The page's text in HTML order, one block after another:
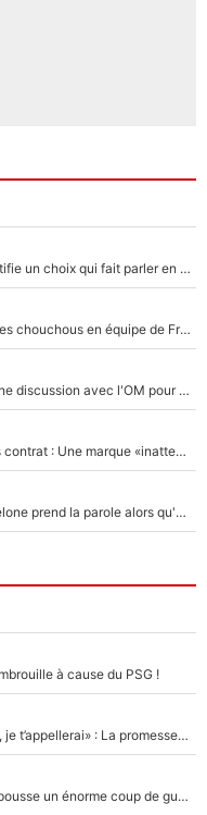
Lucas Chevalier laissé de côté : Le PSG justifie un choix qui fait parler en plein mercato
Olise, Doué, Cherki… Zidane a déjà choisi ses chouchous en équipe de France ? L’IA annonce des surprises sans Kylian Mbappé !
Amine Gouiri est très inquiet du mercato : Une discussion avec l'OM pour acter son transfert !
Kylian Mbappé lâche Nike pour un très gros contrat : Une marque «inattendue» va frapper très fort
Ferran Torres a dit oui au PSG : Le FC Barcelone prend la parole alors qu'un transfert de l'attaquant espagnol prend forme
à cause du PSG !
Mercato - OM - «Dès que je prends un club, je t’appellerai» : La promesse de Marcelino au moment de claquer la porte
Victime de racisme contre Murray, Kyrgios pousse un énorme coup de gueule !